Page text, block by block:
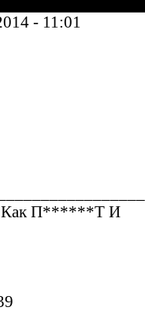
- 11:01
Как П******Т И